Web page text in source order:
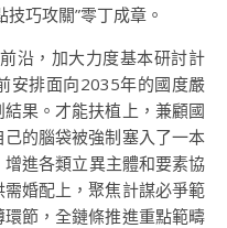
巧攻關”零丁成章。
沿，加大力度基本研討計
安排面向2035年的國度嚴
果。才能扶植上，兼顧國
的腦袋被強制塞入了一本
進各類立異主體和要素協
婚配上，聚焦計謀必爭範
節，全鏈條推進重點範疇